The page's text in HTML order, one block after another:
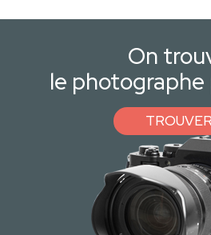
On
le photographe
TROUVER